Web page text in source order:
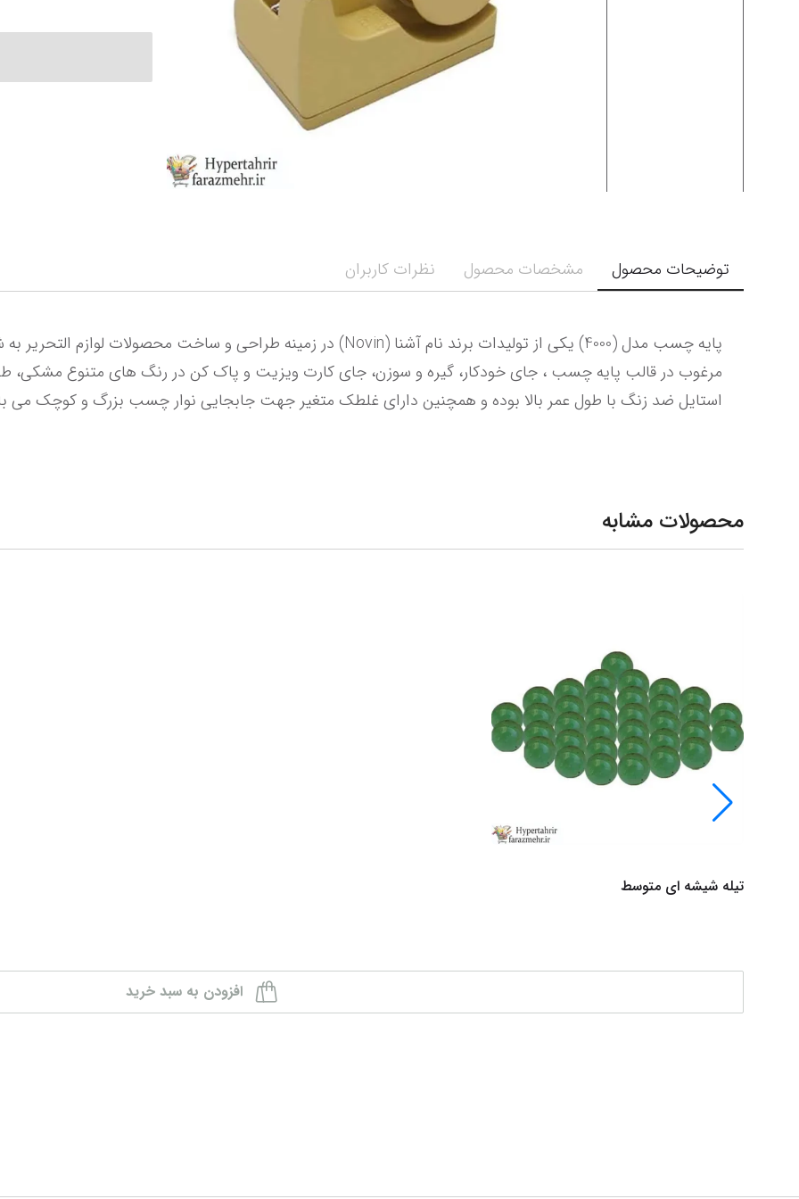
نمایش همه
توضیحات محصول مشخصات محصول نظرات کاربران
استایل ضد زنگ با طول عمر بالا بوده و همچنین دارای غلطک متغیر جهت جابجایی نوار چسب بزرگ و کوچک می
محصولات مشابه
تیله شیشه ای متوسط
افزودن به سبد خرید